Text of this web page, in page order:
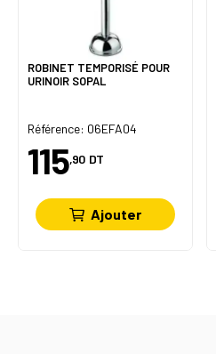
ROBINET TEMPORISÉ POUR
URINOIR SOPAL
Référence: 06EFA04
115,90 DT
Ajouter